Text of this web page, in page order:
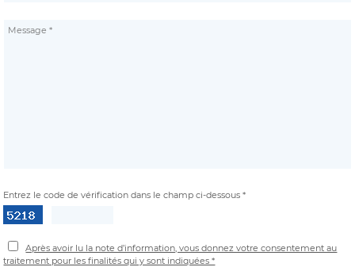
Entrez le code de vérification dans le champ ci-dessous *
Après avoir lu la note d’information, vous donnez votre consentement au
traitement pour les finalités qui y sont indiquées *